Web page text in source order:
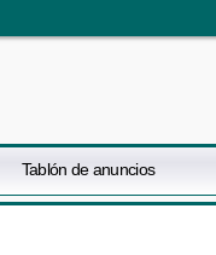
Tablón de anuncios